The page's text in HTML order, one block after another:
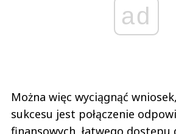
ad
Można więc wyciągnąć
sukcesu jest połączenie
finansowych, łatwego